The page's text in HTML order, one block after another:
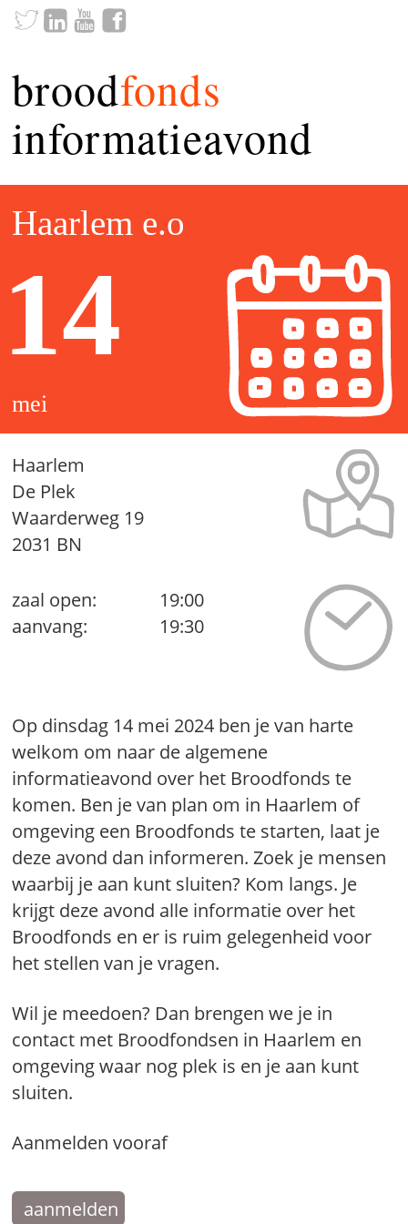
broodfonds
informatieavond
Haarlem e.o
14
mei
Haarlem
De Plek
Waarderweg 19
2031 BN
zaal open:
19:00
aanvang:
19:30
Op dinsdag 14 mei 2024 ben je van harte
welkom om naar de algemene
informatieavond over het Broodfonds te
komen. Ben je van plan om in Haarlem of
omgeving een Broodfonds te starten, laat je
deze avond dan informeren. Zoek je mensen
waarbij je aan kunt sluiten? Kom langs. Je
krijgt deze avond alle informatie over het
Broodfonds en er is ruim gelegenheid voor
het stellen van je vragen.
Wil je meedoen? Dan brengen we je in
contact met Broodfondsen in Haarlem en
omgeving waar nog plek is en je aan kunt
sluiten.
Aanmelden vooraf
aanmelden